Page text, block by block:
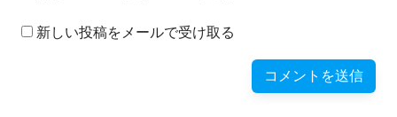
新しい投稿をメールで受け取る